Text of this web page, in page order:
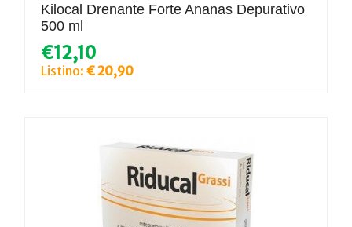
Kilocal Drenante Forte Ananas Depurativo
500 ml
€12,10
Listino: € 20,90